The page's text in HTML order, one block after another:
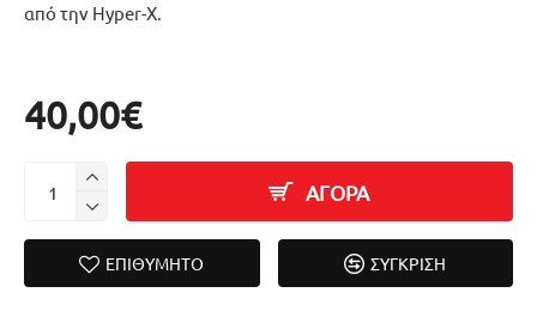
από την Hyper-X.
40,00€
ΑΓΟΡΑ
ΕΠΙΘΥΜΗΤΌ ΣΎΓΚΡΙΣΗ